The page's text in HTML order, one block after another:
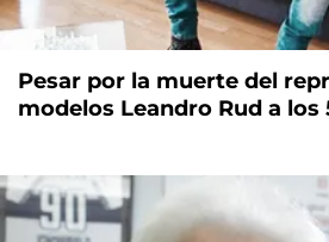
Pesar por la muerte del
modelos Leandro Rud a los